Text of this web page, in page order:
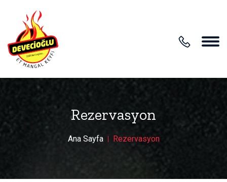
Rezervasyon
Ana Sayfa Rezervasyon